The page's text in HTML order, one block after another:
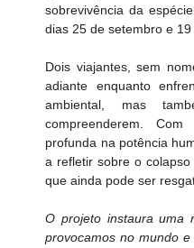
sobrevivência da
dias 25 de setembro e 19
Dois viajantes, sem
adiante enquanto
ambiental, mas
compreenderem.
profunda na potência
a refletir sobre o
que ainda pode ser
O projeto instaura uma
provocamos no mundo